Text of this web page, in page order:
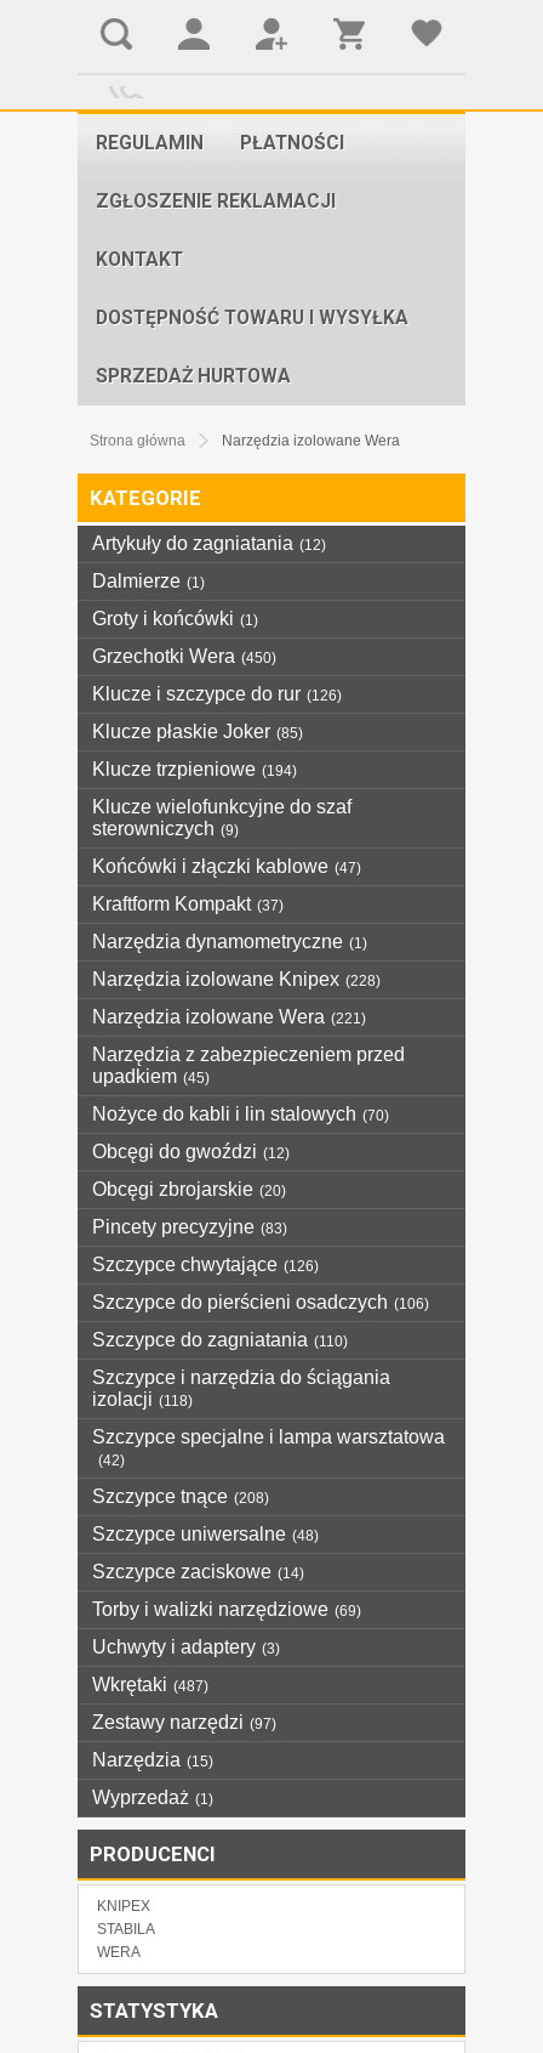
REGULAMIN PŁATNOŚCI
ZGŁOSZENIE REKLAMACJI
KONTAKT
DOSTĘPNOŚĆ TOWARU I WYSYŁKA
SPRZEDAŻ HURTOWA
Strona główna Narzędzia izolowane Wera
KATEGORIE
Artykuły do zagniatania (12)
Dalmierze (1)
Groty i końcówki (1)
Grzechotki Wera (450)
Klucze i szczypce do rur (126)
Klucze płaskie Joker (85)
Klucze trzpieniowe (194)
Klucze wielofunkcyjne do szaf
sterowniczych (9)
Końcówki i złączki kablowe (47)
Kraftform Kompakt (37)
Narzędzia dynamometryczne (1)
Narzędzia izolowane Knipex (228)
Narzędzia izolowane Wera (221)
Narzędzia z zabezpieczeniem przed
upadkiem (45)
Nożyce do kabli i lin stalowych (70)
Obcęgi do gwoździ (12)
Obcęgi zbrojarskie (20)
Pincety precyzyjne (83)
Szczypce chwytające (126)
Szczypce do pierścieni osadczych (106)
Szczypce do zagniatania (110)
Szczypce i narzędzia do ściągania
izolacji (118)
Szczypce specjalne i lampa warsztatowa
(42)
Szczypce tnące (208)
Szczypce uniwersalne (48)
Szczypce zaciskowe (14)
Torby i walizki narzędziowe (69)
Uchwyty i adaptery (3)
Wkrętaki (487)
Zestawy narzędzi (97)
Narzędzia (15)
Wyprzedaż (1)
PRODUCENCI
KNIPEX
STABILA
WERA
STATYSTYKA